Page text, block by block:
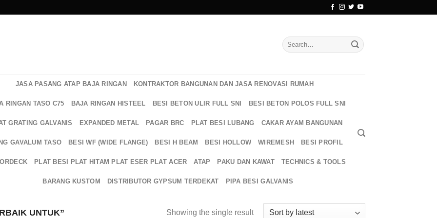
Search
for:
JASA PASANG ATAP BAJA RINGAN KONTRAKTOR BANGUNAN DAN JASA RENOVASI RUMAH
RINGAN TASO C75 BAJA RINGAN HISTEEL BESI BETON ULIR FULL SNI BESI BETON POLOS FULL SNI
GRATING GALVANIS EXPANDED METAL PAGAR BRC PLAT BESI LUBANG CAKAR AYAM BANGUNAN
GAVALUM TASO BESI WF (WIDE FLANGE) BESI H BEAM BESI HOLLOW WIREMESH BESI PROFIL
PLAT BESI PLAT HITAM PLAT ESER PLAT ACER ATAP PAKU DAN KAWAT TECHNICS & TOOLS
BARANG KUSTOM DISTRIBUTOR GYPSUM TERDEKAT PIPA BESI GALVANIS
UNTUK” Showing the single result